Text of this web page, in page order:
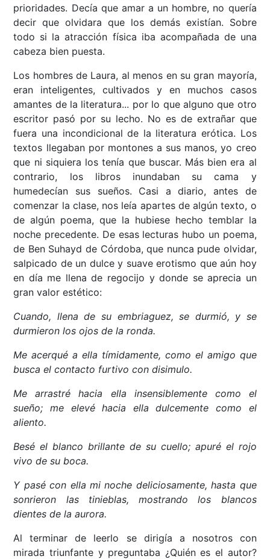
prioridades. Decía que amar a un hombre, no quería
decir que olvidara que los demás existían. Sobre
todo si la atracción física iba acompañada de una
cabeza bien puesta.
Los hombres de Laura, al menos en su gran mayoría,
eran inteligentes, cultivados y en muchos casos
amantes de la literatura... por lo que alguno que otro
escritor pasó por su lecho. No es de extrañar que
fuera una incondicional de la literatura erótica. Los
textos llegaban por montones a sus manos, yo creo
que ni siquiera los tenía que buscar. Más bien era al
contrario, los libros inundaban su cama y
humedecían sus sueños. Casi a diario, antes de
comenzar la clase, nos leía apartes de algún texto, o
de algún poema, que la hubiese hecho temblar la
noche precedente. De esas lecturas hubo un poema,
de Ben Suhayd de Córdoba, que nunca pude olvidar,
salpicado de un dulce y suave erotismo que aún hoy
en día me llena de regocijo y donde se aprecia un
gran valor estético:
Cuando, llena de su embriaguez, se durmió, y se
durmieron los ojos de la ronda.
Me acerqué a ella tímidamente, como el amigo que
busca el contacto furtivo con disimulo.
Me arrastré hacia ella insensiblemente como el
sueño; me elevé hacia ella dulcemente como el
aliento.
Besé el blanco brillante de su cuello; apuré el rojo
vivo de su boca.
Y pasé con ella mi noche deliciosamente, hasta que
sonrieron las tinieblas, mostrando los blancos
dientes de la aurora.
Al terminar de leerlo se dirigía a nosotros con
mirada triunfante y preguntaba ¿Quién es el autor?